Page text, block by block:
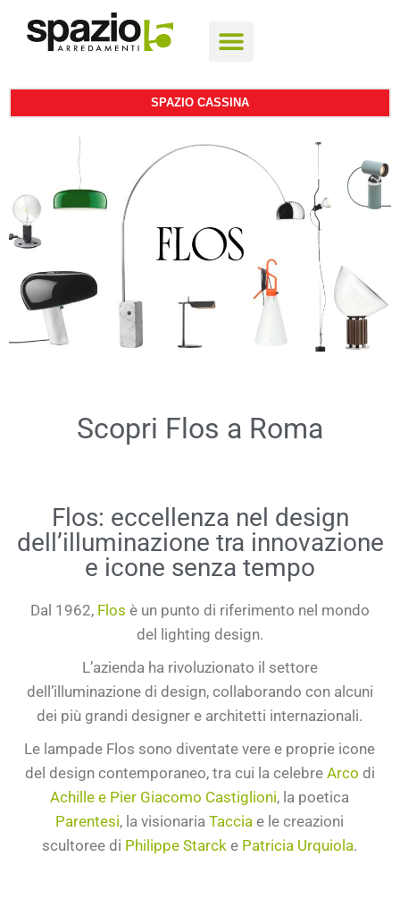
SPAZIO CASSINA
Scopri Flos a Roma
Flos: eccellenza nel design
dell’illuminazione tra innovazione
e icone senza tempo
Dal 1962, Flos è un punto di riferimento nel mondo
del
lighting design.
L’azienda ha rivoluzionato il settore
dell’illuminazione di design, collaborando con alcuni
dei più grandidesigner e architetti internazionali.
Le lampade Flos sono diventate vere e proprie icone
del design contemporaneo, tra cui la celebre Arco di
Achille e Pier Giacomo Castiglioni, la poetica
Parentesi, la visionariaTaccia e le creazioni
scultoree di Philippe Starck e Patricia Urquiola.